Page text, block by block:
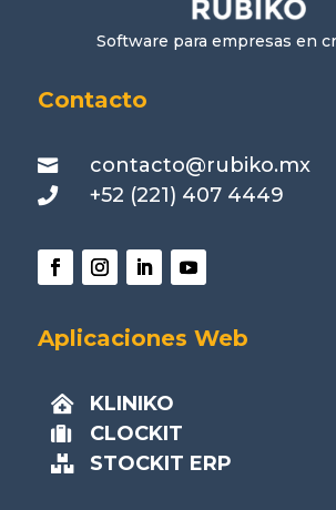
Software para empresas en
Contacto
 contacto@rubiko.mx
 +52 (221) 407 4449
Aplicaciones Web
 KLINIKO
 CLOCKIT
 STOCKIT ERP